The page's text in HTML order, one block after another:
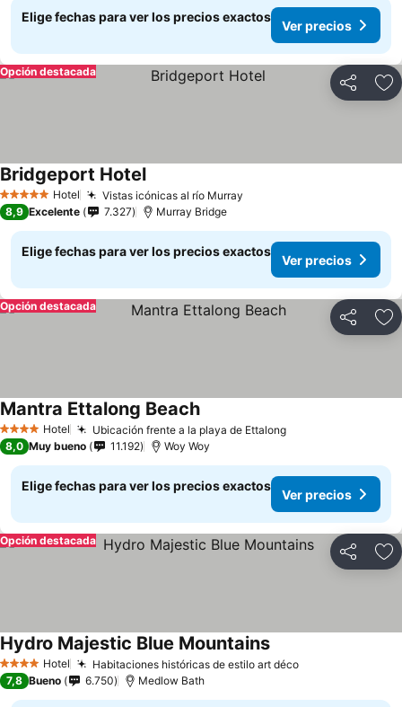
Elige fechas para ver los precios exactos
Ver precios
Compartir
Opción destacada
5 Estrellas Hotel Vistas icónicas al río Murray
Bridgeport HotelVer precios
8,9 Excelente 7.327 Murray Bridge
Elige fechas para ver los precios exactos
Ver precios
Compartir
Opción destacada
4 EstrellasHotel Ubicación frente a la playa de EttalongVer precios
Mantra Ettalong BeachVer precios
8,0 Muy bueno 11.192 Woy Woy
Elige fechas para ver los precios exactos
Ver precios
Compartir
Opción destacada
4 EstrellasHotel Habitaciones históricas de estilo art décoVer precios
Hydro Majestic Blue MountainsVer precios
7,8 Bueno 6.750 Medlow Bath